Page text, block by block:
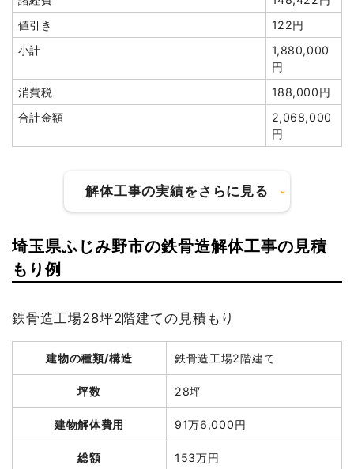
建物解体費用
品名 数量 単価
金額
木造住宅43坪2階建て
43坪 75,000円
3,225,000円
養生費
ブロック塀撤去
11m² 4,705円
諸経費
160,000円
値引き
0円
合計金額
4,415,675円
値引き
122円
小計
1,880,000
円
消費税
188,000円
合計金額
2,068,000
円
解体工事の実績をさらに見る
建物の種類/構造
建物解体費用 86万8,000円
総額 190万800円
軽量鉄骨造住宅31坪2階建
31坪
28,000
円
868,000円
埼玉県ふじみ野市の鉄骨造解体工事の見積
もり例
鉄骨造工場28坪2階建ての見積もり
建物の種類/構造 鉄骨造工場2階建て
坪数 28坪
建物解体費用 91万6,000円
総額 153万円